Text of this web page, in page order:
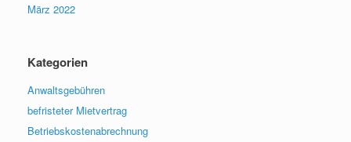
März 2022
Kategorien
Anwaltsgebühren
befristeter Mietvertrag
Betriebskostenabrechnung